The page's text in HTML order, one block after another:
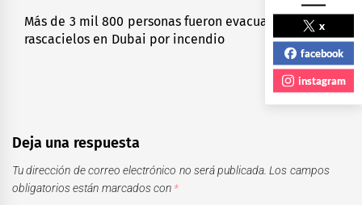
Next
post:
Más de 3 mil 800 personas fueron evacuadas de
rascacielos en Dubai por incendio
Deja una respuesta
Tu dirección de correo electrónico no será publicada. Los campos
obligatorios están marcados con *
x
facebook
instagram